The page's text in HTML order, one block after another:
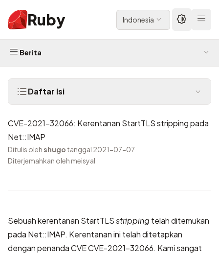
Ruby Indonesia
Berita
Daftar Isi
CVE-2021-32066: Kerentanan StartTLS stripping pada
Net::IMAP
Ditulis oleh shugo tanggal 2021-07-07
Diterjemahkan oleh meisyal
Sebuah kerentanan StartTLSstripping telah ditemukan
pada Net::IMAP. Kerentanan ini telah ditetapkan
dengan penanda CVECVE-2021-32066. Kami sangat